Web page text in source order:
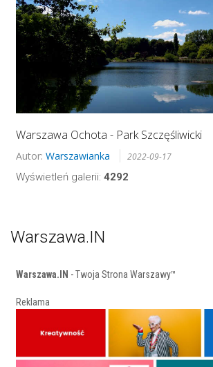
Warszawa Ochota - Park Szczęśliwicki
Autor: Warszawianka 2022-09-17
Wyświetleń galerii: 4292
Warszawa.IN
Warszawa.IN - Twoja Strona Warszawy™
Reklama